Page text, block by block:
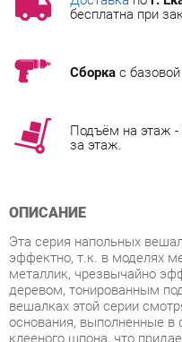
Сборкас базовой
Подъём на этаж -
ОПИСАНИЕ
металлик, чрезвычайно
вешалках этой серии
основания, выполненные в
клееного шпона, что
устойчивость. Такое
размещать вешалки в
небольшой оттенок